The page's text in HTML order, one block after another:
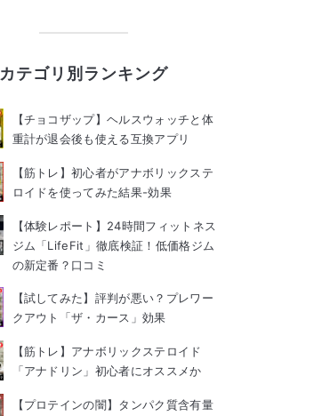
カテゴリ別ランキング
【チョコザップ】ヘルスウォッチと体
重計が退会後も使える互換アプリ
【筋トレ】初心者がアナボリックステ
ロイドを使ってみた結果-効果
【体験レポート】24時間フィットネス
ジム「LifeFit」徹底検証！低価格ジム
の新定番？口コミ
【試してみた】評判が悪い？プレワー
クアウト「ザ・カース」効果
【筋トレ】アナボリックステロイド
「アナドリン」初心者にオススメか
【プロテインの闇】タンパク質含有量